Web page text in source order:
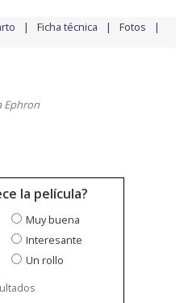
Ficha técnica Fotos
Ephron
la película?
Muy buena
Interesante
Un rollo